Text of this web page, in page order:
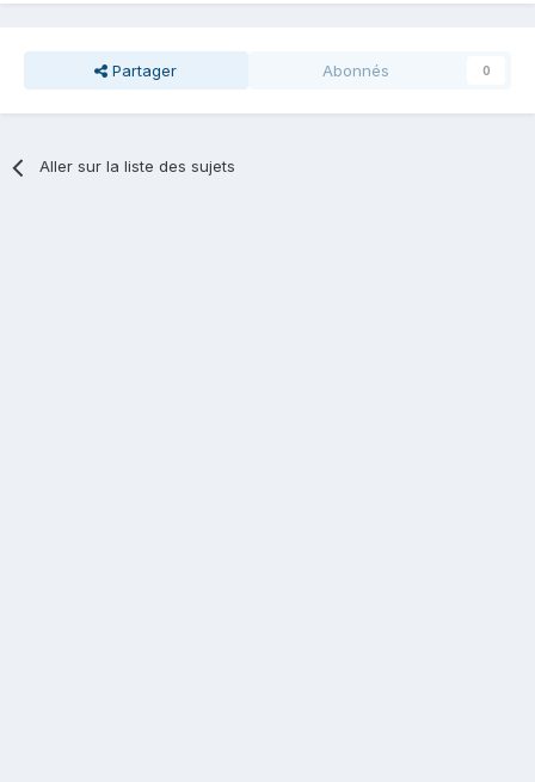
Partager Abonnés 0
Aller sur la liste des sujets